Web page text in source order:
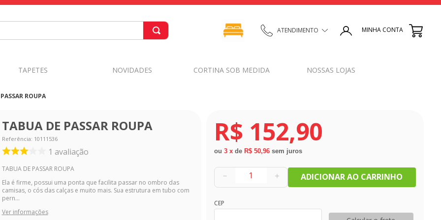
ATENDIMENTO MINHA CONTA
TAPETES NOVIDADES CORTINA SOB MEDIDA NOSSAS LOJAS
ROUPA
TABUA DE PASSAR ROUPA
Referência: 10111536
1 avaliação
TABUA DE PASSAR ROUPA
Ela é firme, possui uma ponta que facilita passar no ombro das
camisas, o cós das calças e muito mais. Sua estrutura em tubo com
pern...
Ver informações
R$ 152,90
ou 3 xde R$ 50,96 sem juros
＋
－ ADICIONAR AO CARRINHO
CEP